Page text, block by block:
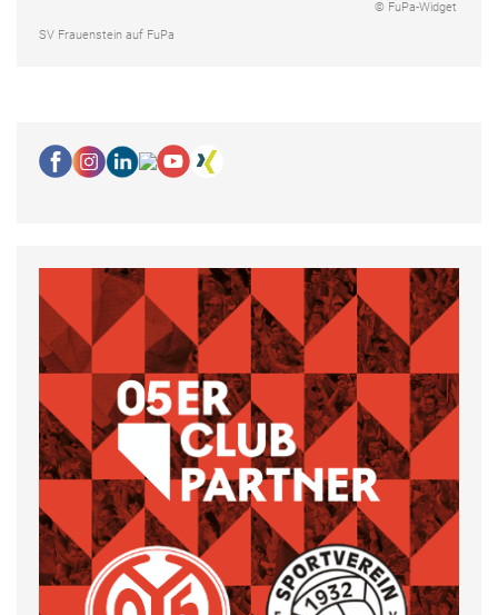
© FuPa-Widget
SV Frauenstein auf FuPa